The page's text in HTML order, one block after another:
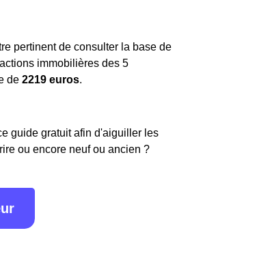
pertinent de consulter la base de
immobilières des 5
de 2219 euros.
guide gratuit afin d'aiguiller les
ou encore neuf ou ancien ?